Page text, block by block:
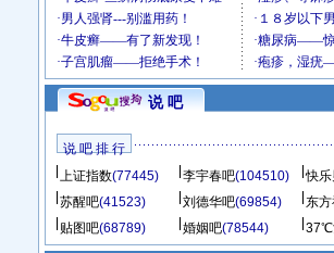
说 吧
说 吧 排 行
上证指数(77445) 李宇春吧(104510) 快乐
苏醒吧(41523) 刘德华吧(69854) 东
贴图吧(68789) 婚姻吧(78544) 37℃